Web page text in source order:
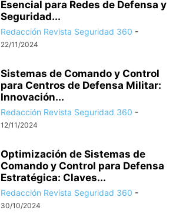
Esencial para Redes de Defensa y
Seguridad...
Redacción Revista Seguridad 360 -
22/11/2024
Sistemas de Comando y Control
para Centros de Defensa Militar:
Innovación...
Redacción Revista Seguridad 360 -
12/11/2024
Optimización de Sistemas de
Comando y Control para Defensa
Estratégica: Claves...
Redacción Revista Seguridad 360 -
30/10/2024